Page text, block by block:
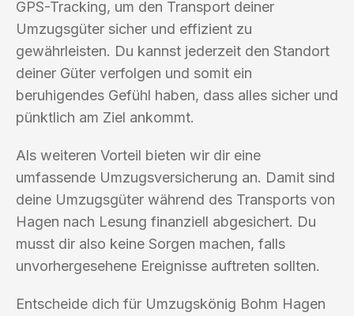
GPS-Tracking, um den Transport deiner
Umzugsgüter sicher und effizient zu
gewährleisten. Du kannst jederzeit den Standort
deiner Güter verfolgen und somit ein
beruhigendes Gefühl haben, dass alles sicher und
pünktlich am Ziel ankommt.
Als weiteren Vorteil bieten wir dir eine
umfassende Umzugsversicherung an. Damit sind
deine Umzugsgüter während des Transports von
Hagen nach Lesung finanziell abgesichert. Du
musst dir also keine Sorgen machen, falls
unvorhergesehene Ereignisse auftreten sollten.
Entscheide dich für Umzugskönig Bohm Hagen